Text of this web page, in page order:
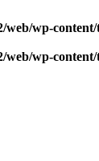
web/wp-
web/wp-